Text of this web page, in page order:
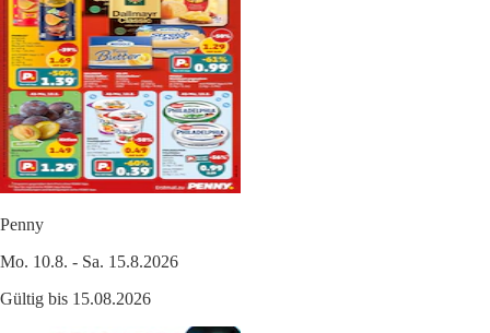
Penny
Mo. 10.8. - Sa. 15.8.2026
Gültig bis 15.08.2026